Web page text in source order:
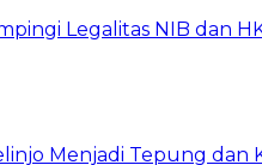
Legalitas NIB dan
Menjadi Tepung